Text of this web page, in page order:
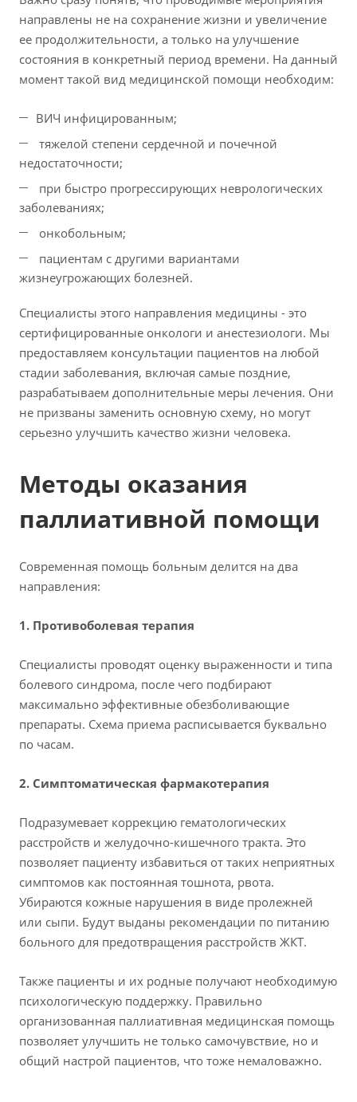
направлены не на сохранение жизни и увеличение
ее продолжительности, а только на улучшение
состояния в конкретный период времени. На данный
момент такой вид медицинской помощи необходим:
ВИЧ инфицированным;
тяжелой степени сердечной и почечной
недостаточности;
при быстро прогрессирующих неврологических
заболеваниях;
онкобольным;
пациентам с другими вариантами
жизнеугрожающих болезней.
Специалисты этого направления медицины - это
сертифицированные онкологи и анестезиологи. Мы
предоставляем консультации пациентов на любой
стадии заболевания, включая самые поздние,
разрабатываем дополнительные меры лечения. Они
не призваны заменить основную схему, но могут
серьезно улучшить качество жизни человека.
Методы оказания
паллиативной помощи
Современная помощь больным делится на два
направления:
1. Противоболевая терапия
Специалисты проводят оценку выраженности и типа
болевого синдрома, после чего подбирают
максимально эффективные обезболивающие
препараты. Схема приема расписывается буквально
по часам.
2. Симптоматическая фармакотерапия
Подразумевает коррекцию гематологических
расстройств и желудочно-кишечного тракта. Это
позволяет пациенту избавиться от таких неприятных
симптомов как постоянная тошнота, рвота.
Убираются кожные нарушения в виде пролежней
или сыпи. Будут выданы рекомендации по питанию
больного для предотвращения расстройств ЖКТ.
Также пациенты и их родные получают необходимую
психологическую поддержку. Правильно
организованная паллиативная медицинская помощь
позволяет улучшить не только самочувствие, но и
общий настрой пациентов, что тоже немаловажно.